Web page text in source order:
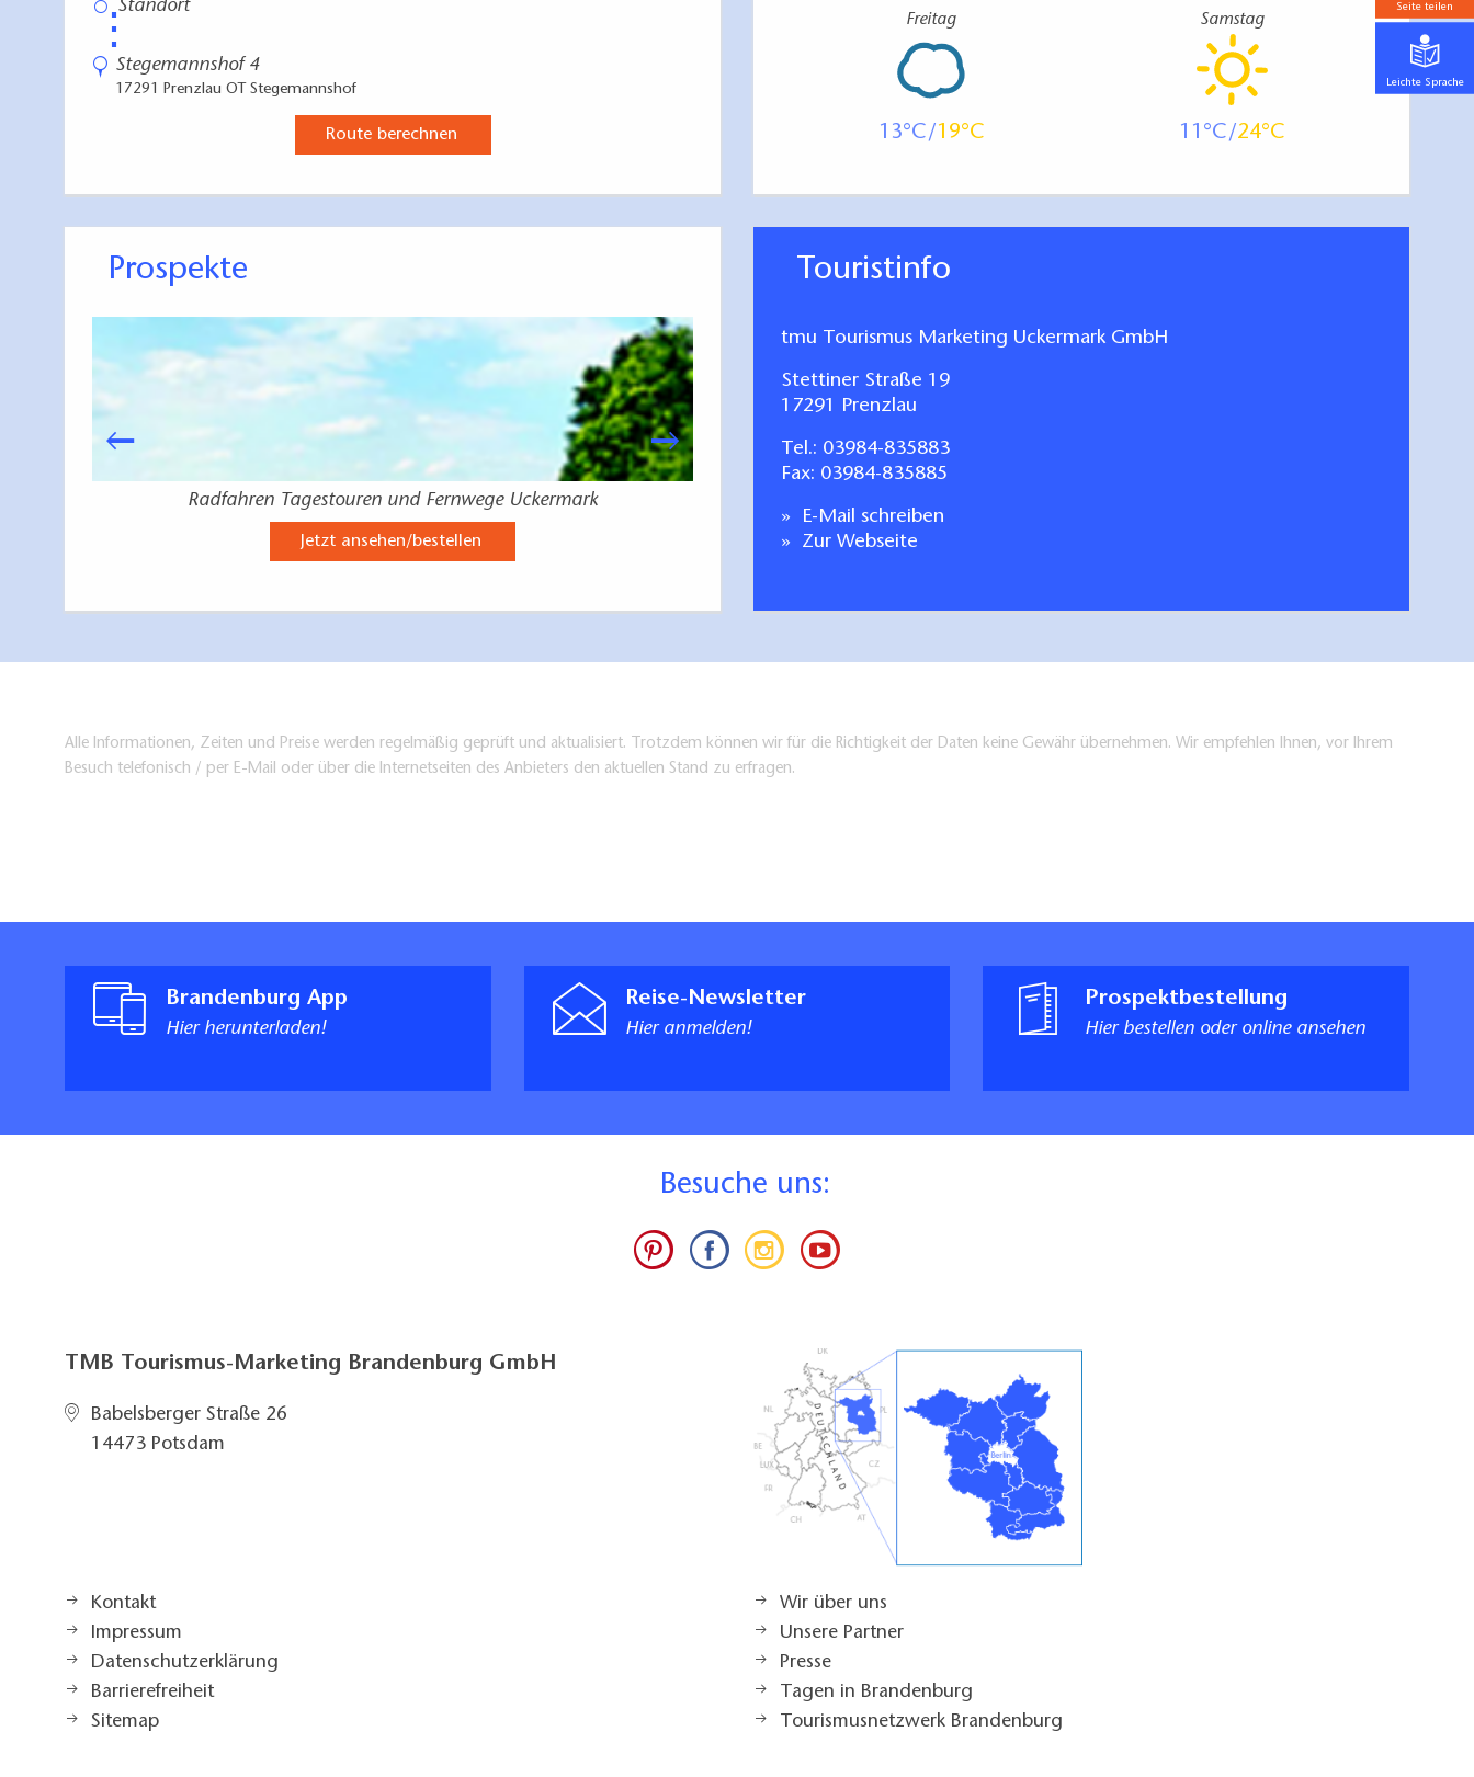
⋮
Stegemannshof 4
17291 Prenzlau OT Stegemannshof
Route berechnen
Freitag
13 19
Samstag
11 24
Prospekte
Radfahren Tagestouren und Fernwege Uckermark
Jetzt ansehen/bestellen Jetzt ansehen/bestellen
Touristinfo
tmu Tourismus Marketing Uckermark GmbH
Stettiner Straße 19
17291 Prenzlau
Tel.: 03984-835883
Fax: 03984-835885
E-Mail schreiben
Zur Webseite
Alle Informationen, Zeiten und Preise werden regelmäßig geprüft und aktualisiert. Trotzdem können wir für die Richtigkeit der Daten keine Gewähr übernehmen. Wir empfehlen Ihnen, vor Ihrem
Besuch telefonisch / per E-Mail oder über die Internetseiten des Anbieters den aktuellen Stand zu erfragen.
Brandenburg App
Hier herunterladen!
Reise-Newsletter
Hier anmelden!
Prospektbestellung
Hier bestellen oder online ansehen
Besuche uns:
TMB Tourismus-Marketing Brandenburg GmbH
Babelsberger Straße 26
14473 Potsdam
Kontakt
Impressum
Datenschutzerklärung
Barrierefreiheit
Sitemap
Wir über uns
Unsere Partner
Presse
Tagen in Brandenburg
Tourismusnetzwerk Brandenburg
Seite teilen
Leichte Sprache